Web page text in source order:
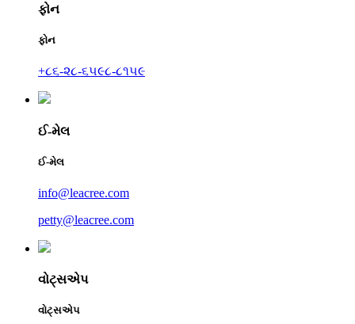
ફોન
ફોન
+૮૬-૨૮-૬૫૯૮-૮૧૫૯
ઈ-મેલ
ઈ-મેલ
info@leacree.com
petty@leacree.com
વોટ્સએપ
વોટ્સએપ